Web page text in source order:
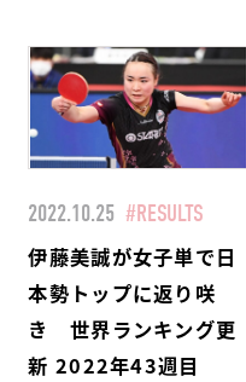
2022.10.25 #RESULTS
伊藤美誠が女子単で日
本勢トップに返り咲
き 世界ランキング更
新 2022年43週目